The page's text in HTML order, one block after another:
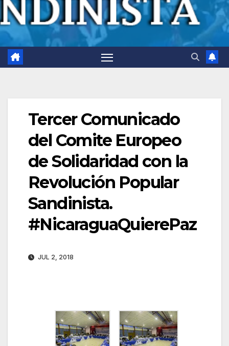
Tercer Comunicado
del Comite Europeo
de Solidaridad con la
Revolución Popular
Sandinista.
#NicaraguaQuierePaz
JUL 2, 2018